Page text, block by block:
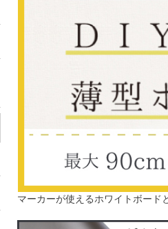
マーカーが使えるホワイトボード